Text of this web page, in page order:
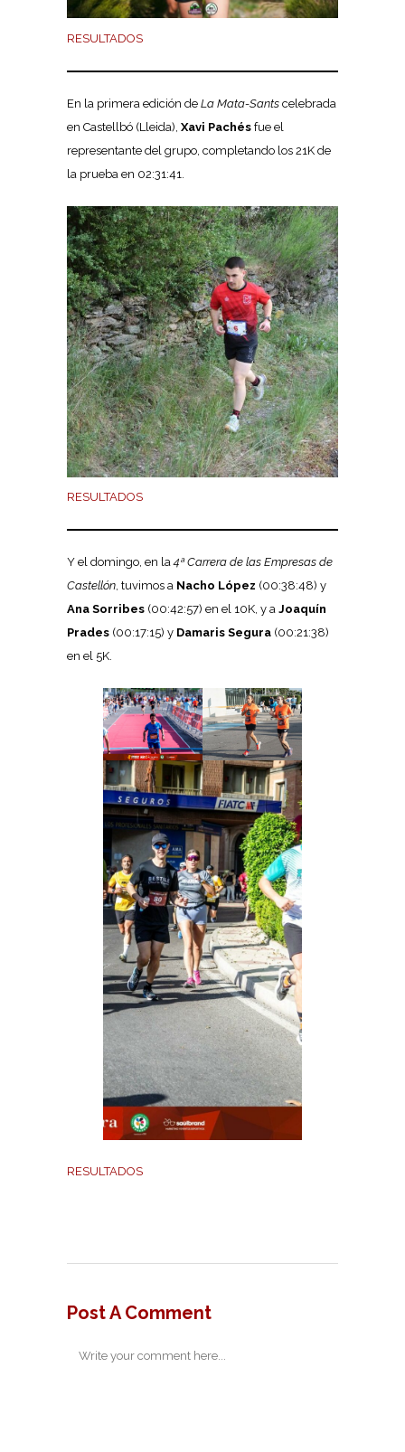
RESULTADOS
En la primera edición de La Mata-Sants celebrada
en Castellbó (Lleida), Xavi Pachés fue el
representante del grupo, completando los 21K de
la prueba en 02:31:41.
RESULTADOS
Y el domingo, en la4ª Carrera de las Empresas de
Castellón , tuvimos a Nacho López (00:38:48) y
Ana Sorribes (00:42:57) en el 10K, y a Joaquín
Prades (00:17:15) y Damaris Segura (00:21:38)
en el 5K.
RESULTADOS
Post A Comment